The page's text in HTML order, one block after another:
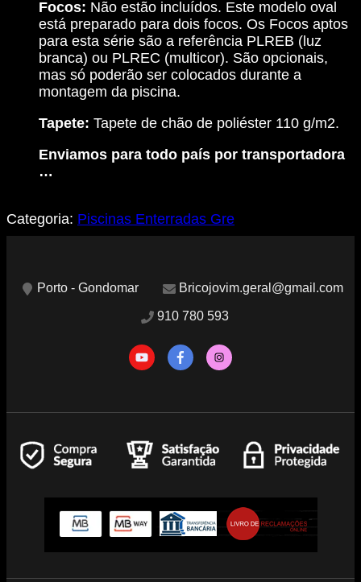
Focos: Não estão incluídos. Este modelo oval
está preparado para dois focos. Os Focos aptos
para esta série são a referência PLREB (luz
branca) ou PLREC (multicor). São opcionais,
mas só poderão ser colocados durante a
montagem da piscina.
Tapete: Tapete de chão de poliéster 110 g/m2.
Enviamos para todo país por transportadora
…
Categoria: Piscinas Enterradas Gre
Porto - Gondomar Bricojovim.geral@gmail.com
910 780 593